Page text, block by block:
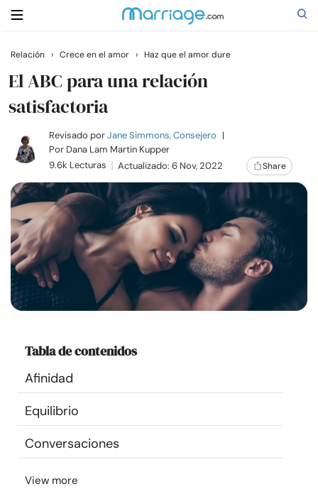
Buscar
Casarse
Relaciones
Familia
Ayuda
Cursos
Comunidad
Encuentra un terapeuta
Idioma
Relación › Crece en el amor › Haz que el amor dure
El ABC para una relación
satisfactoria
Revisado porJane Simmons, Consejero |
Por Dana Lam Martin Kupper
9.6k Lecturas
Actualizado: 6 Nov, 2022 Share
Tabla de contenidos
Afinidad
Equilibrio
Conversaciones
View more